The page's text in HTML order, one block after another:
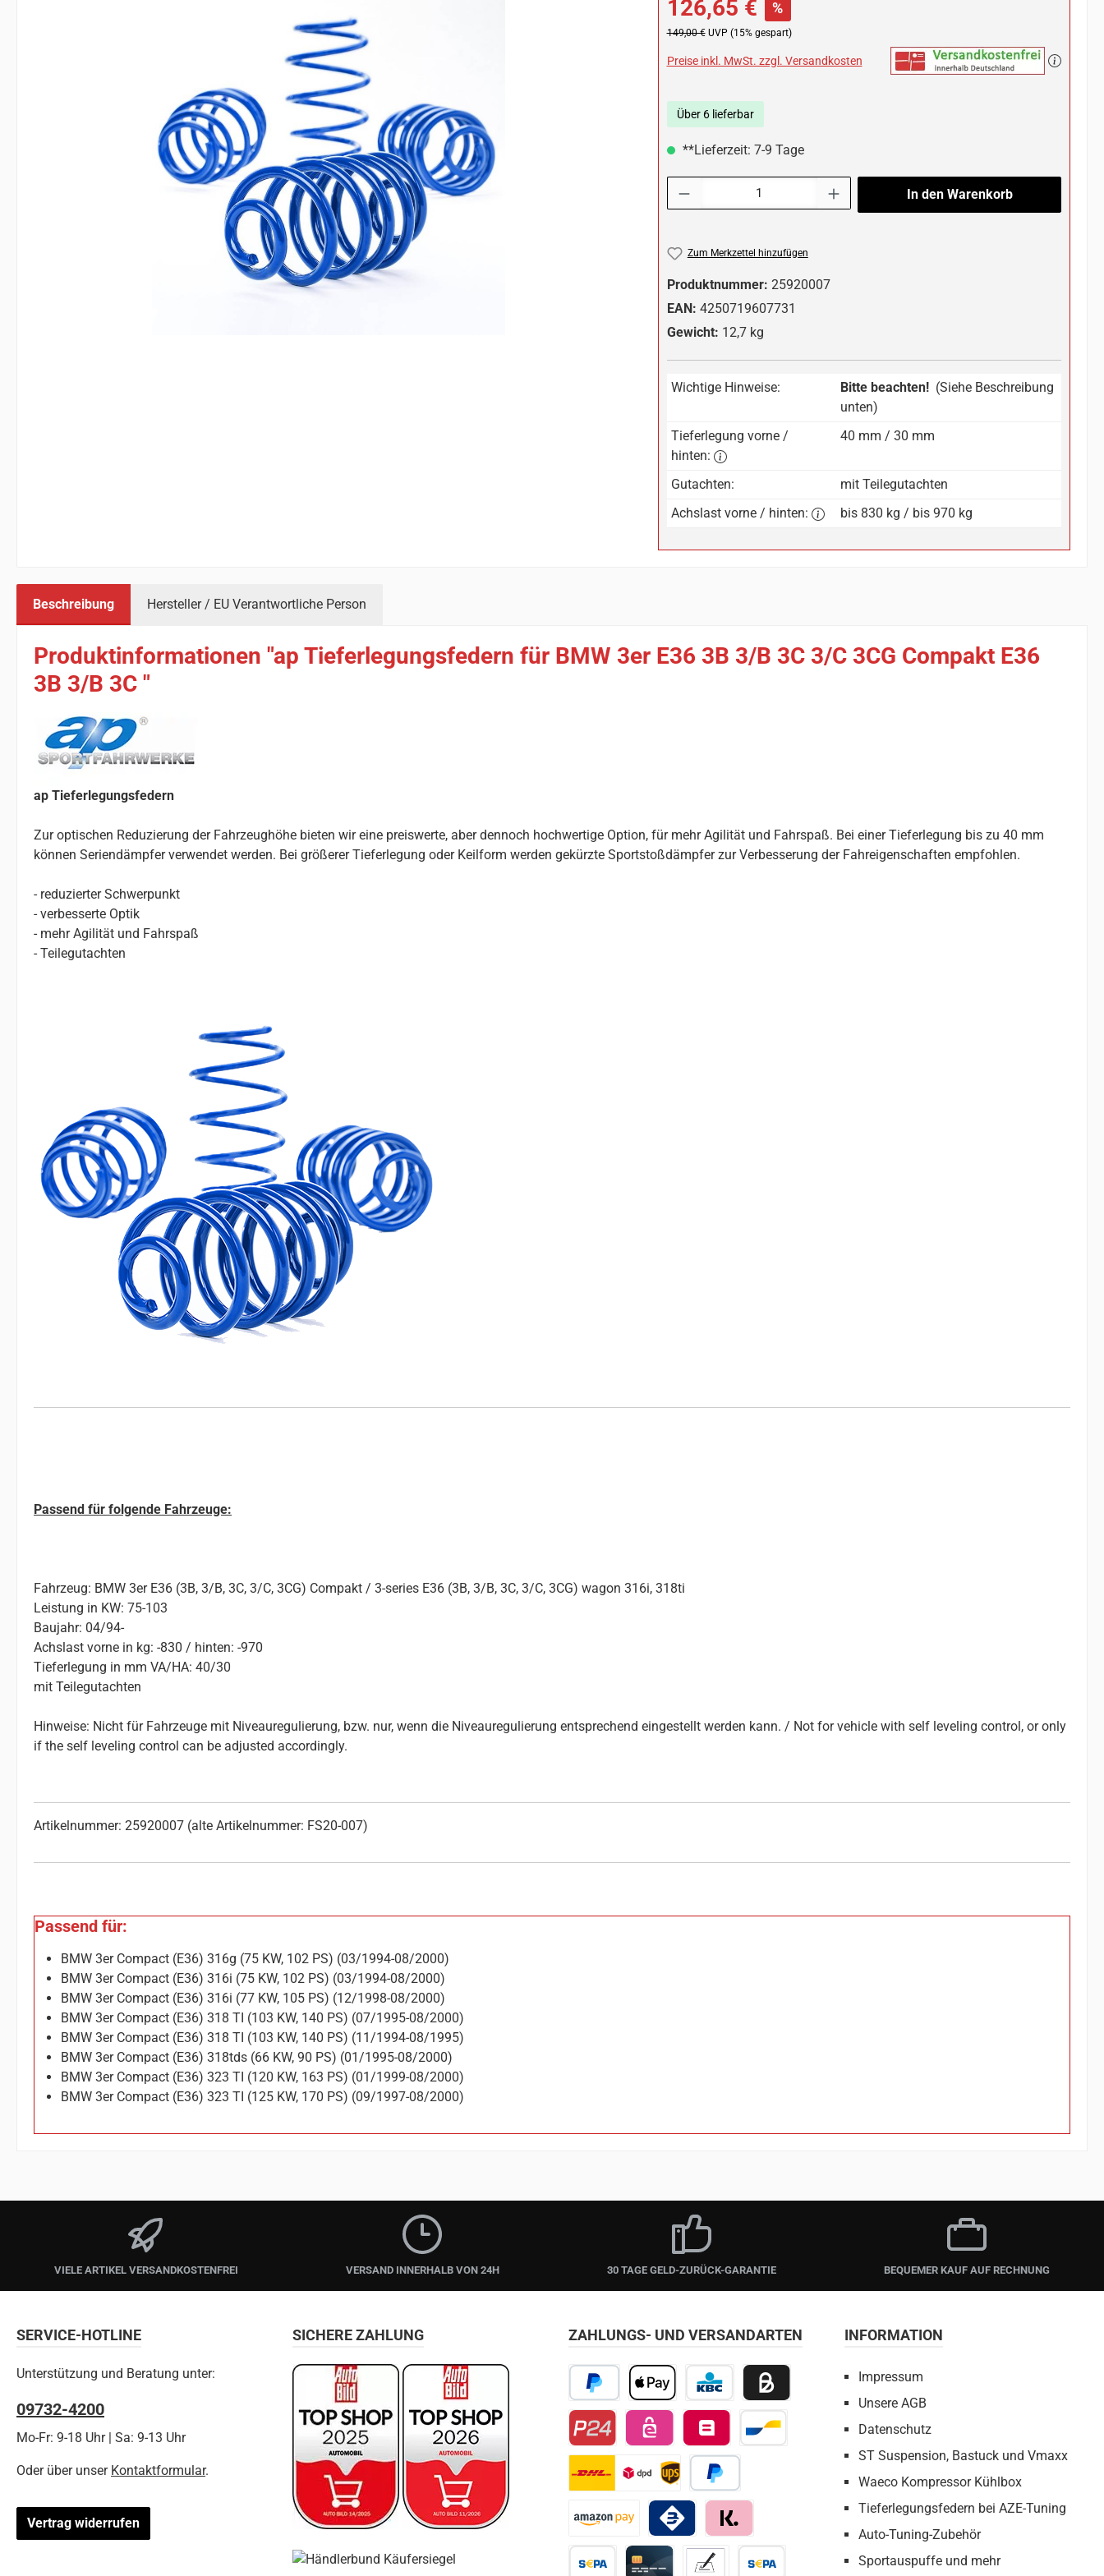
126,65 € %
Regulärer Preis:
149,00 € UVP (15% gespart)
Preise inkl. MwSt. zzgl. Versandkosten
Über 6 lieferbar
**Lieferzeit: 7-9 Tage
In den Warenkorb
Zum Merkzettel hinzufügen
Produktnummer: 25920007
EAN: 4250719607731
Gewicht: 12,7 kg
Wichtige Hinweise: Bitte beachten! (Siehe Beschreibung
unten)
Tieferlegung vorne /
hinten:
40 mm / 30 mm
Gutachten:
mit Teilegutachten
Achslast vorne / hinten:
bis 830 kg / bis 970 kg
Beschreibung Hersteller / EU Verantwortliche Person
Produktinformationen "ap Tieferlegungsfedern für BMW 3er E36 3B 3/B 3C 3/C 3CG Compakt E36
3B 3/B 3C "
ap Tieferlegungsfedern
Zur optischen Reduzierung der Fahrzeughöhe bieten wir eine preiswerte, aber dennoch hochwertige Option, für mehr Agilität und Fahrspaß. Bei einer Tieferlegung bis zu 40 mm
können Seriendämpfer verwendet werden. Bei größerer Tieferlegung oder Keilform werden gekürzte Sportstoßdämpfer zur Verbesserung der Fahreigenschaften empfohlen.
- reduzierter Schwerpunkt
- verbesserte Optik
- mehr Agilität und Fahrspaß
- Teilegutachten
Passend für folgende Fahrzeuge:
Fahrzeug: BMW 3er E36 (3B, 3/B, 3C, 3/C, 3CG) Compakt / 3-series E36 (3B, 3/B, 3C, 3/C, 3CG) wagon 316i, 318ti
Leistung in KW: 75-103
Baujahr: 04/94-
Achslast vorne in kg: -830 / hinten: -970
Tieferlegung in mm VA/HA: 40/30
mit Teilegutachten
Hinweise: Nicht für Fahrzeuge mit Niveauregulierung, bzw. nur, wenn die Niveauregulierung entsprechend eingestellt werden kann. / Not for vehicle with self leveling control, or only
if the self leveling control can be adjusted accordingly.
Artikelnummer: 25920007 (alte Artikelnummer: FS20-007)
Passend für:
BMW 3er Compact (E36) 316g (75 KW, 102 PS) (03/1994-08/2000)
BMW 3er Compact (E36) 316i (75 KW, 102 PS) (03/1994-08/2000)
BMW 3er Compact (E36) 316i (77 KW, 105 PS) (12/1998-08/2000)
BMW 3er Compact (E36) 318 TI (103 KW, 140 PS) (07/1995-08/2000)
BMW 3er Compact (E36) 318 TI (103 KW, 140 PS) (11/1994-08/1995)
BMW 3er Compact (E36) 318tds (66 KW, 90 PS) (01/1995-08/2000)
BMW 3er Compact (E36) 323 TI (120 KW, 163 PS) (01/1999-08/2000)
BMW 3er Compact (E36) 323 TI (125 KW, 170 PS) (09/1997-08/2000)
VIELE ARTIKEL VERSANDKOSTENFREI VERSAND INNERHALB VON 24H 30 TAGE GELD-ZURÜCK-GARANTIE BEQUEMER KAUF AUF RECHNUNG
SERVICE-HOTLINE
Unterstützung und Beratung unter:
09732-4200
Mo-Fr: 9-18 Uhr | Sa: 9-13 Uhr
Oder über unser Kontaktformular.
Vertrag widerrufen
ZAHLUNGS- UND VERSANDARTEN
PayPal Apple PayKBC/CBC PaymentBillie / Kauf auf Rechnung
Przelewy24 Belfius Direct Net
Bancontact
Später bezahlen
Amazon Pay Bancomat Pay
Klarna
INFORMATION
Impressum
Unsere AGB
Datenschutz
ST Suspension, Bastuck und Vmaxx
Waeco Kompressor Kühlbox
Tieferlegungsfedern bei AZE-Tuning
Auto-Tuning-Zubehör
Sportauspuffe und mehr
SICHERE ZAHLUNG